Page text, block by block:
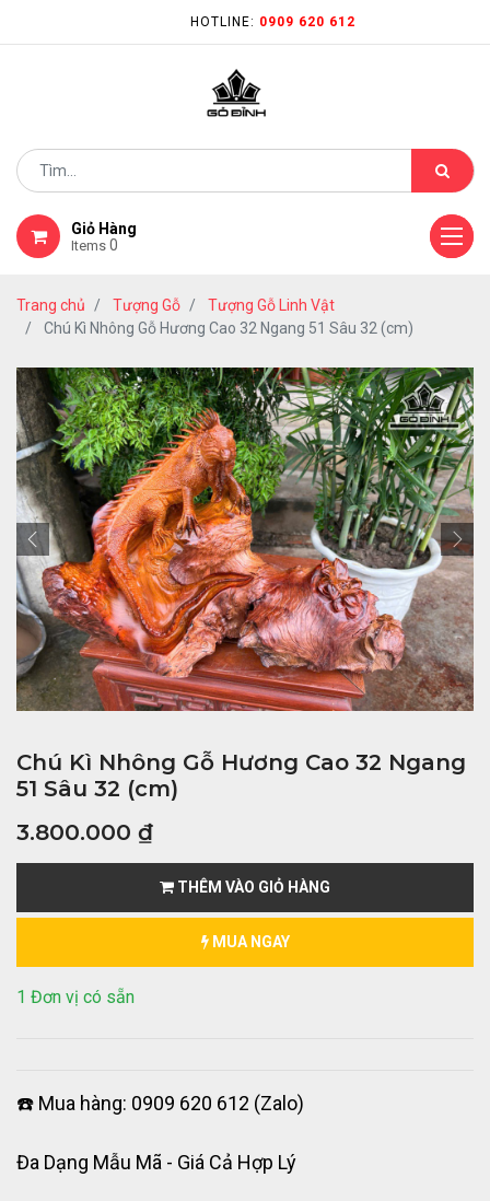
HOTLINE: 0909 620 612
Giỏ Hàng
Items 0
Trang chủ Tượng Gỗ
Tượng Gỗ Linh Vật
Chú Kì Nhông Gỗ Hương Cao 32 Ngang 51 Sâu 32 (cm)
Chú Kì Nhông Gỗ Hương Cao 32 Ngang
51 Sâu 32 (cm)
3.800.000 ₫
THÊM VÀO GIỎ HÀNG
MUA NGAY
1 Đơn vị có sẵn
☎️ Mua hàng: 0909 620 612 (Zalo)
Đa Dạng Mẫu Mã - Giá Cả Hợp Lý